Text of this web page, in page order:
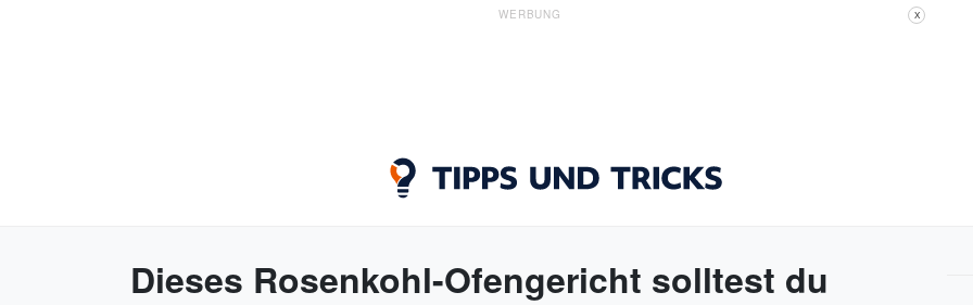
WERBUNG X
Dieses Rosenkohl-Ofengericht solltest du